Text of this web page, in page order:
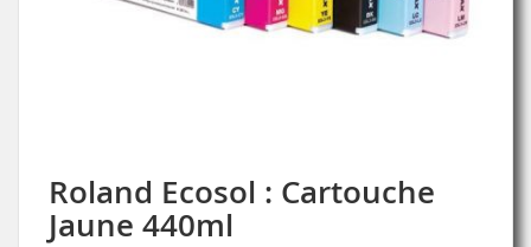
Roland Ecosol : Cartouche
Jaune 440ml
Skip
to
the